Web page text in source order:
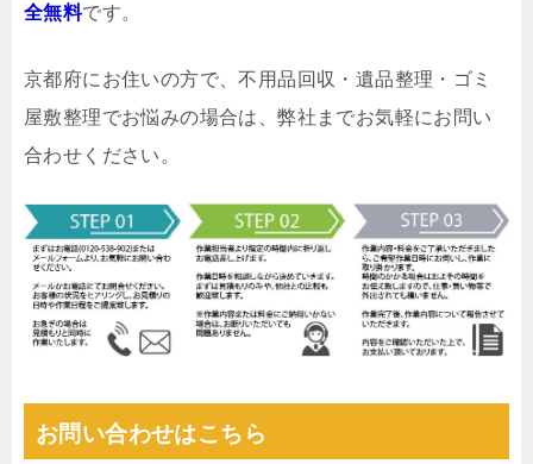
全無料です。
京都府にお住いの方で、不用品回収・遺品整理・ゴミ
屋敷整理でお悩みの場合は、弊社までお気軽にお問い
合わせください。
お問い合わせはこちら